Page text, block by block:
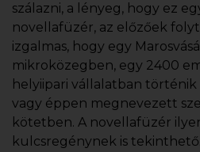
szálazni, a lényeg, hogy ez
novellafüzér, az előzőek
izgalmas, hogy egy
mikroközegben, egy 2400
helyiipari vállalatban
vagy éppen megnevezett
kötetben. A novellafüzér
kulcsregénynek is